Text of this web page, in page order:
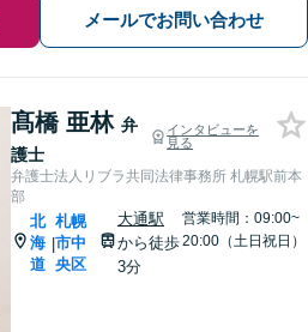
メールでお問い合わせ
髙橋 亜林 弁
護士
インタビューを
見る
弁護士法人リブラ共同法律事務所 札幌駅前本
部
北
海
道
|
札幌
市中
央区
大通駅
から徒歩
3分
営業時間：09:00~
20:00（土日祝日）